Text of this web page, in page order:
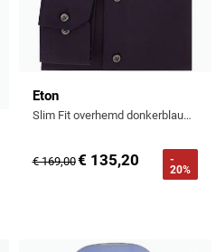
Eton
Slim Fit overhemd donkerblauw 100% katoen
€ 169,00€ 135,20
-
20%